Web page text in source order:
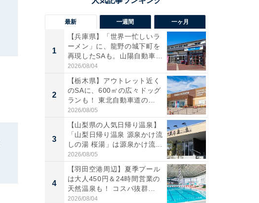
最新 一週間 一ヶ月
1
【兵庫県】「世界一忙しいラ
ーメン」に、龍野の城下町を
再現したSAも。山陽自動車
道...
2026/08/04
2
【栃木県】アウトレット近く
のSAに、600㎡の広々ドッグ
ランも！ 東北自動車道の...
2026/08/05
3
【山梨県の人気日帰り温泉】
「山梨日帰り温泉 源泉かけ流
しの湯 桜湯」は源泉かけ流...
2026/08/05
4
【羽田空港周辺】夏季プール
は大人450円＆24時間営業の
天然温泉も！ コスパ抜群...
2026/08/04